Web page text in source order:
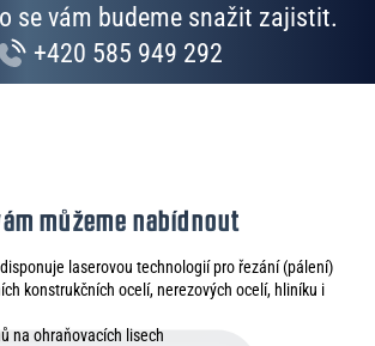
se vám budeme snažit zajistit.
+420 585 949 292
můžeme nabídnout
laserovou technologií pro řezání (pálení)
konstrukčních ocelí, nerezových ocelí, hliníku i
na ohraňovacích lisech